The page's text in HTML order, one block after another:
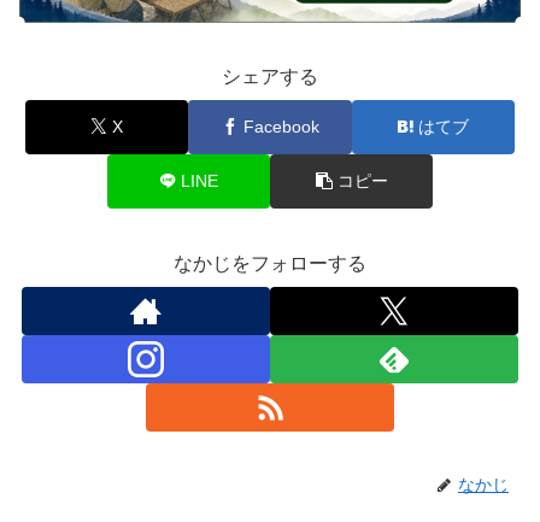
シェアする
X Facebook はてブ
LINE コピー
なかじをフォローする
なかじ